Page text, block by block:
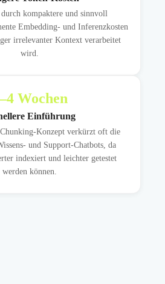
kompaktere und sinnvoll
Embedding- und Inferenzkosten
irrelevanter Kontext verarbeitet
wird.
Wochen
Einführung
Konzept verkürzt oft die
und Support-Chatbots, da
indexiert und leichter getestet
werden können.